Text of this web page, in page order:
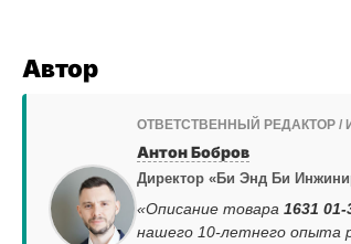
Автор
ОТВЕТСТВЕННЫЙ РЕДАКТОР /
Антон Бобров
Директор «Би Энд Би
«Описание товара 1631
нашего 10-летнего опыта